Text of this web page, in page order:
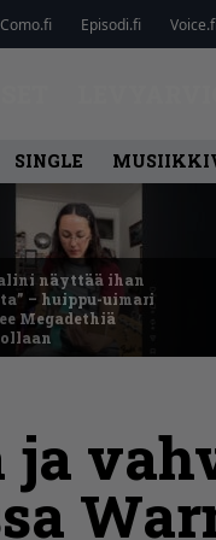
Como.fi Episodi.fi Voice.fi
SINGLE
näyttää ihan
– huippu-uimari
Megadethiä
ja